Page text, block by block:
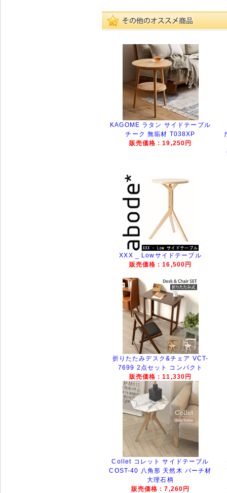
KAGOME ラタン サイドテーブル
チーク 無垢材 T038XP
販売価格：19,250円
XXX _ Lowサイドテーブル
販売価格：16,500円
折りたたみデスク&チェア VCT-
7699 2点セット コンパクト
販売価格：11,330円
Collet コレット サイドテーブル
COST-40 八角形 天然木 バーチ材
大理石柄
販売価格：7,260円